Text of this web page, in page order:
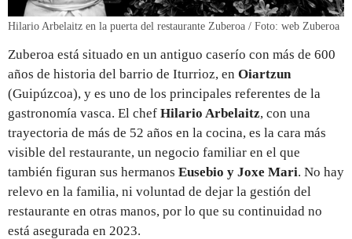
Hilario Arbelaitz en la puerta del restaurante Zuberoa / Foto: web Zuberoa
Zuberoa está situado en un antiguo caserío con más de 600
años de historia del barrio de Iturrioz, en Oiartzun
(Guipúzcoa), y es uno de los principales referentes de la
gastronomía vasca. El chef Hilario Arbelaitz, con una
trayectoria de más de 52 años en la cocina, es la cara más
visible del restaurante, un negocio familiar en el que
también figuran sus hermanos Eusebio y Joxe Mari. No hay
relevo en la familia, ni voluntad de dejar la gestión del
restaurante en otras manos, por lo que su continuidad no
está asegurada en 2023.